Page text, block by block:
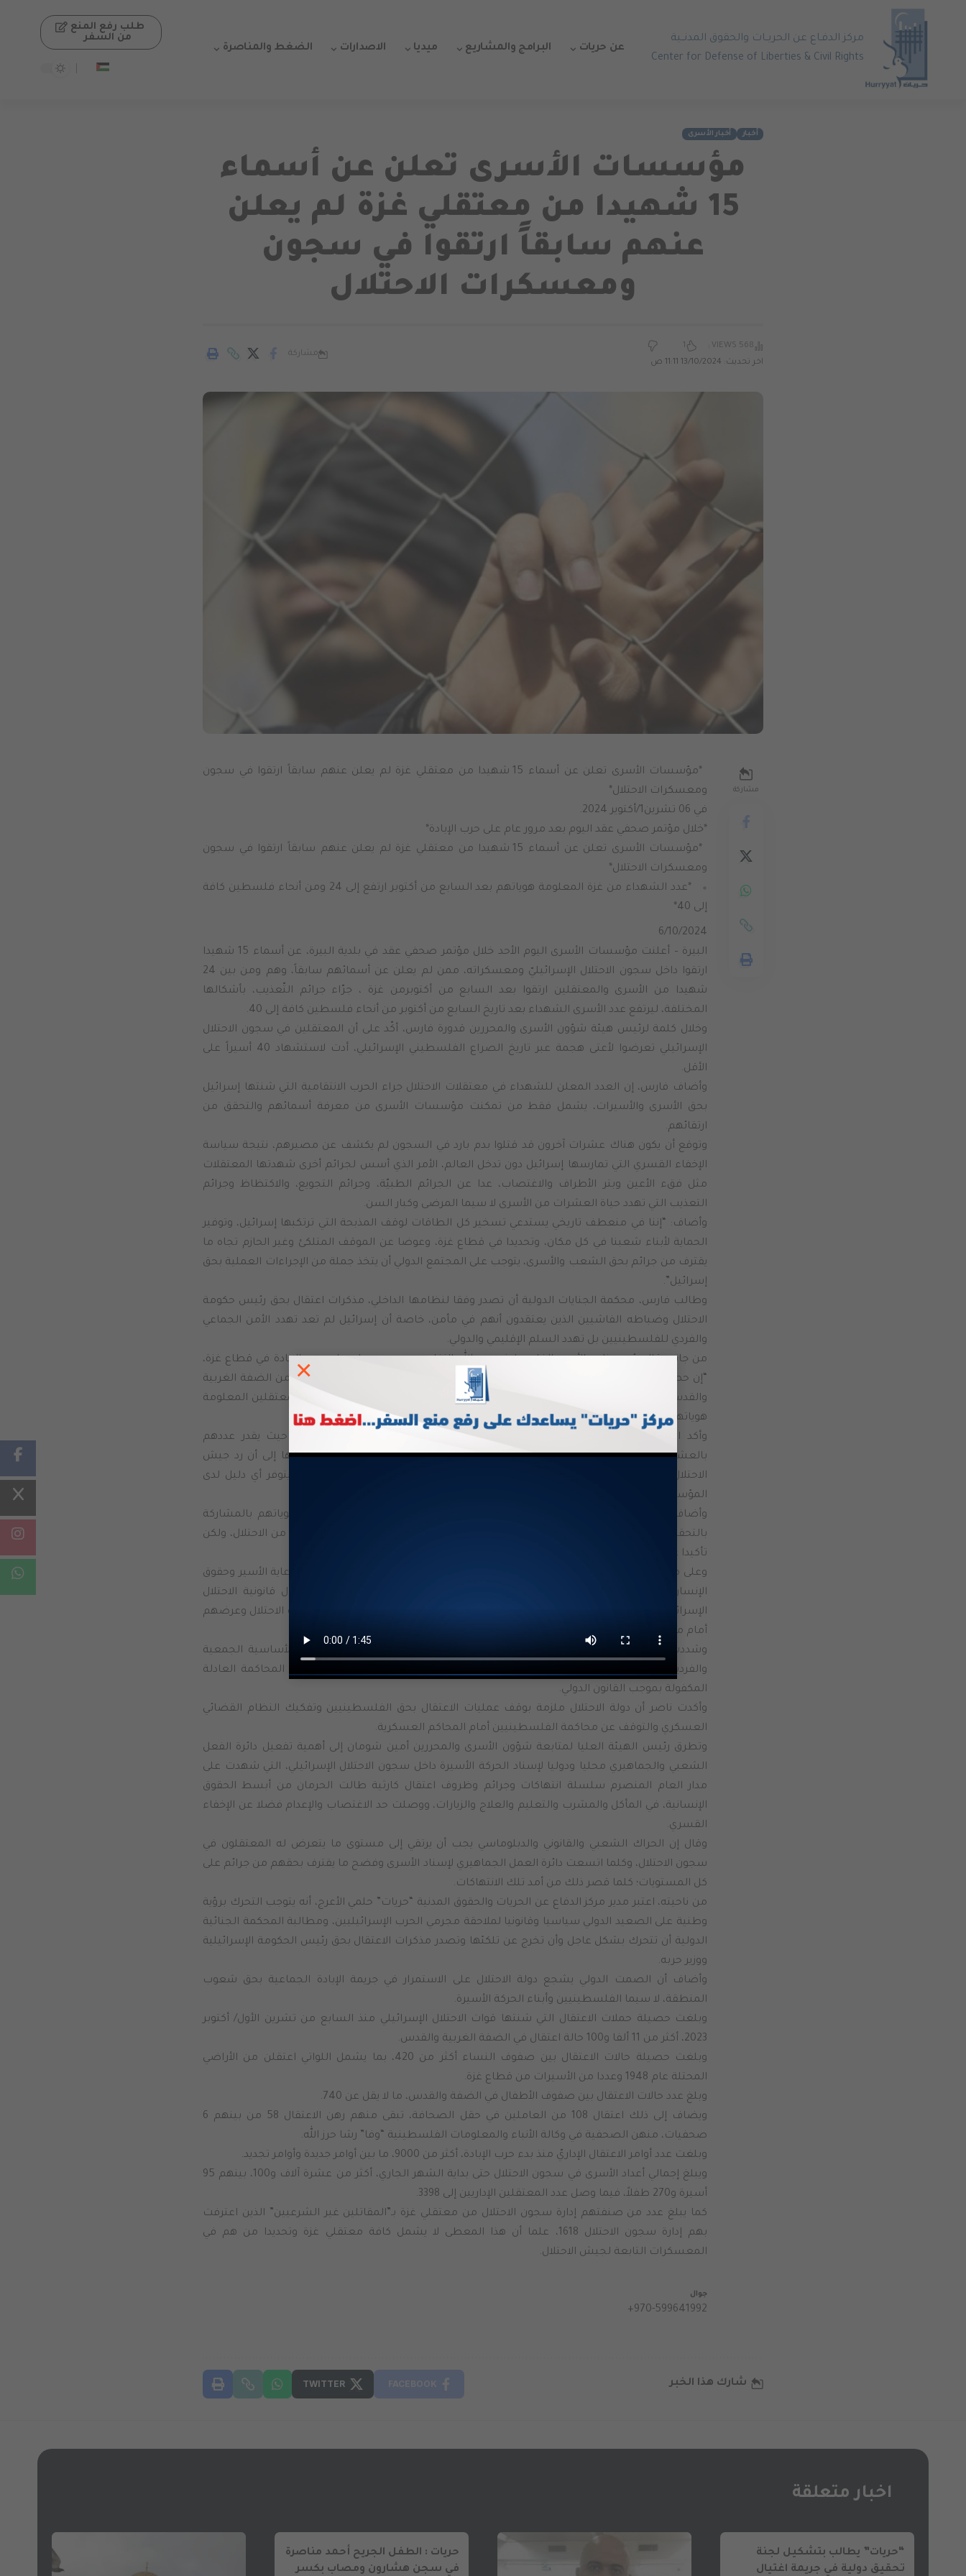
مركز الدفـاع عن الحريــات والحقوق المدنــية
Center for Defense of Liberties & Civil Rights
عن حريات البرامج والمشاريع ميديا الاصدارات الضغط والمناصرة
طلب رفع المنع
من السفر
أخبار أخبار الأسرى
مؤسسات الأسرى تعلن عن أسماء
15 شهيدا من معتقلي غزة لم يعلن
عنهم سابقاً ارتقوا في سجون
ومعسكرات الاحتلال
اخر تحديث: 13/10/2024 11:11 ص
568 VIEWS
1
مشاركة
مشاركة
*مؤسسات الأسرى تعلن عن أسماء 15 شهيدا من معتقلي غزة لم يعلن عنهم سابقاً ارتقوا في سجون
ومعسكرات الاحتلال*
في 06 تشرين1/أكتوير 2024.
*خلال مؤتمر صحفي عقد اليوم بعد مرور عام على حرب الإبادة*
*مؤسسات الأسرى تعلن عن أسماء 15 شهيدا من معتقلي غزة لم يعلن عنهم سابقاً ارتقوا في سجون
ومعسكرات الاحتلال*
*عدد الشهداء من غزة المعلومة هوياتهم بعد السابع من أكتوبر ارتفع إلى 24 ومن أنحاء فلسطين كافة
إلى 40*
6/10/2024
البيرة – أعلنت مؤسسات الأسرى اليوم الأحد خلال مؤتمر صحفي عقد في بلدية البيرة، عن أسماء 15 شهيدا
ارتقوا داخل سجون الاحتلال الإسرائيليّ ومعسكراته، ممن لم يعلن عن أسمائهم سابقاً، وهم ومن بين 24
شهيدا من الأسرى والمعتقلين ارتقوا بعد السابع من أكتوبرمن غزة ، جرّاء جرائم التّعذيب، بأشكالها
المختلفة، ليرتفع عدد الأسرى الشهداء بعد تاريخ السابع من أكتوبر من أنحاء فلسطين كافة إلى 40.
وخلال كلمة لرئيس هيئة شؤون الأسرى والمحررين قدورة فارس، أكّد على أن المعتقلين في سجون الاحتلال
الإسرائيلي تعرضوا لأعتى هجمة عبر تاريخ الصراع الفلسطيني الإسرائيلي، أدت لاستشهاد 40 أسيراً على
الأقل.
وأضاف فارس، إن العدد المعلن للشهداء في معتقلات الاحتلال جراء الحرب الانتقامية التي شنتها إسرائيل
بحق الأسرى والأسيرات، يشمل فقط من تمكنت مؤسسات الأسرى من معرفة أسمائهم والتحقق من
ارتقائهم.
وتوقع أن يكون هناك عشرات آخرون قد قتلوا بدم بارد في السجون لم يكشف عن مصيرهم، نتيجة سياسة
الإخفاء القسري التي تمارسها إسرائيل دون تدخل العالم، الأمر الذي أسس لجرائم أخرى شهدتها المعتقلات
مثل فقء الأعين وبتر الأطراف والاغتصاب، عدا عن الجرائم الطبيّة، وجرائم التجويع، والاكتظاظ وجرائم
التعذيب التي تهدد حياة العشرات من الأسرى لا سيما المرضى وكبار السن.
وأضاف: “إننا في منعطف تاريخي يستدعي تسخير كل الطاقات لوقف المذبحة التي ترتكبها إسرائيل، وتوفير
الحماية لأبناء شعبنا في كل مكان، وتحديدا في قطاع غزة، وعوضا عن الموقف المتلكئ وغير الحازم تجاه ما
يقترف من جرائم بحق الشعب والأسرى، يتوجب على المجتمع الدولي أن يتخذ جملة من الإجراءات العملية بحق
إسرائيل”.
وطالب فارس، محكمة الجنايات الدولية أن تصدر وفقا لنظامها الداخلي، مذكرات اعتقال بحق رئيس حكومة
الاحتلال وضباطه الفاشيين الذين يعتقدون أنهم في مأمن، خاصة أن إسرائيل لم تعد تهدد الأمن الجماعي
والفردي للفلسطينيين بل تهدد السلم الإقليمي والدولي.
من جانبه قال رئيس نادي الأسير الفلسطيني عبد الله الزغاري، بعد مرور عام على حرب الإبادة في قطاع غزة،
“إن حصيلة شهداء الحركة الأسيرة منذ بدء حرب الإبادة، وصلت إلى 40 شهيدا، 14 منهم من الضفة الغربية
والقدس، و2 من أراضي عام 1948، و24 من قطاع غزة، ليصل إجمالي الشهداء الأسرى والمعتقلين المعلومة
هوياتهم منذ عام 1967 إلى 277”.
وأكد الزغاري، أنّ المعطى المعلن عنه بشأن عدد شهداء معتقلي غزة ليس نهائيا، حيث يقدر عددهم
بالعشرات استنادا إلى تقارير نشرتها وسائل إعلام ومؤسسات حقوقية إسرائيلية، منوها إلى أن رد جيش
الاحتلال بشأن استشهاد معتقلين من القطاع يبقى قائما على قاعدة الشك، حيث لا يتوفر أي دليل لدى
المؤسسات المعنية في ضوء استمرار الاحتلال باحتجاز جثامينهم.
وأضاف، أن المؤسسات ذات الصلة ستواصل متابعة حق عائلات الشهداء المعلومة هوياتهم بالمشاركة
بالتحقيق في ظروف استشهادهم، وشدد على أن هذا المسار ليس من باب انتظار العدالة من الاحتلال، ولكن
تأكيدا على حق الأهالي بالملاحقة القانونية، خاصة فيما يتعلق بتسلم الجثامين.
وعلى مقربة من ذلك، نوهت مسؤولة الضغط والمناصرة المحلية في مؤسسة الضمير لرعاية الأسير وحقوق
الإنسان المحامية تالا ناصر، إلى أن الرأي الاستشاري الأخير لمحكمة العدل الدولية حول قانونية الاحتلال
الإسرائيلي، ورغم أهميته إلا أنه لم يتطرق لعدم قانونية اعتقال الفلسطينيين من قبل دولة الاحتلال وعرضهم
أمام محاكم غير شرعية.
وشددت على أن الأوامر العسكرية التي يحاكم الأسرى بموجبها تشكل تقييدا للحقوق الأساسية الجمعية
والفردية، وأن المحاكمات أمام القضاء العسكري يعتريه الكثير من الخروقات لضمانات المحاكمة العادلة
المكفولة بموجب القانون الدولي.
وأكدت ناصر أن دولة الاحتلال ملزمة بوقف عمليات الاعتقال بحق الفلسطينيين وتفكيك النظام القضائي
العسكري والتوقف عن محاكمة الفلسطينيين أمام المحاكم العسكرية.
وتطرق رئيس الهيئة العليا لمتابعة شؤون الأسرى والمحررين أمين شومان إلى أهمية تفعيل دائرة الفعل
الشعبي والجماهيري محليا ودوليا لإسناد الحركة الأسيرة داخل سجون الاحتلال الإسرائيلي، التي شهدت على
مدار العام المنصرم سلسلة انتهاكات وجرائم وظروف اعتقال كارثية طالت الحرمان من أبسط الحقوق
الإنسانية، في المأكل والمشرب والتعليم والعلاج والزيارات، ووصلت حد الاغتصاب والإعدام فضلا عن الإخفاء
القسري.
وقال إن الحراك الشعبي والقانوني والدبلوماسي يجب أن يرتقي إلى مستوى ما يتعرض له المعتقلون في
سجون الاحتلال، وكلما اتسعت دائرة العمل الجماهيري لإسناد الأسرى وفضح ما يقترف بحقهم من جرائم على
كل المستويات؛ كلما قصر ذلك من أمد تلك الانتهاكات.
من ناحيته، اعتبر مدير مركز الدفاع عن الحريات والحقوق المدنية “حريات” حلمي الأعرج، أنه يتوجب التحرك برؤية
وطنية على الصعيد الدولي سياسيا وقانونيا لملاحقة مجرمي الحرب الإسرائيليين، ومطالبة المحكمة الجنائية
الدولية أن تتحرك بشكل عاجل وأن تخرج عن تلكئها وتصدر مذكرات الاعتقال بحق رئيس الحكومة الإسرائيلية
ووزير حربه.
وأضاف أن الصمت الدولي يشجع دولة الاحتلال على الاستمرار في جريمة الإبادة الجماعية بحق شعوب
المنطقة، لا سيما الفلسطينيين وأبناء الحركة الأسيرة.
وبلغت حصيلة حملات الاعتقال التي شنتها قوات الاحتلال الإسرائيلي منذ السابع من تشرين الأول/ أكتوبر
2023، أكثر من 11 ألفا و100 حالة اعتقال في الضفة الغربية والقدس.
وبلغت حصيلة حالات الاعتقال بين صفوف النساء أكثر من 420، بما يشمل اللواتي اعتقلن من الأراضي
المحتلة عام 1948 وعددا من الأسيرات من قطاع غزة.
وبلغ عدد حالات الاعتقال بين صفوف الأطفال في الضفة والقدس، ما لا يقل عن 740.
ويضاف إلى ذلك اعتقال 108 من العاملين في حقل الصحافة، تبقى منهم رهن الاعتقال 58 من بينهم 6
صحفيات، منهن الصحفية في وكالة الأنباء والمعلومات الفلسطينية “وفا” رشا حرز الله.
وبلغت عدد أوامر الاعتقال الإداريّ منذ بدء حرب الإبادة، أكثر من 9000، ما بين أوامر جديدة وأوامر تجديد.
ويبلغ إجمالي أعداد الأسرى في سجون الاحتلال حتى بداية الشهر الجاري، أكثر من عشرة آلاف و100، بينهم 95
أسيرة و270 طفلاً، فيما وصل عدد المعتقلين الإداريين إلى 3398.
كما يبلغ عدد من صنفتهم إدارة سجون الاحتلال من معتقلي غزة بـ”المقاتلين غير الشرعيين” الذين اعترفت
بهم إدارة سجون الاحتلال 1618، علما أن هذا المعطى لا يشمل كافة معتقلي غزة وتحديدا من هم في
المعسكرات التابعة لجيش الاحتلال.
جوال
+970-599641992
شارك هذا الخبر FACEBOOK
TWITTER
اخبار متعلقة
“حريات” يطالب بتشكيل لجنة
تحقيق دولية في جريمة اغتيال
حريات : الطفل الجريح أحمد مناصرة
في سجن هشارون ومصاب بكسر
×